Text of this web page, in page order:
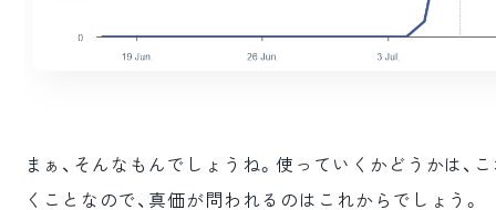
まぁ、そんなもんでしょうね。使っていくかどうかは、
くことなので、真価が問われるのはこれからでしょう。